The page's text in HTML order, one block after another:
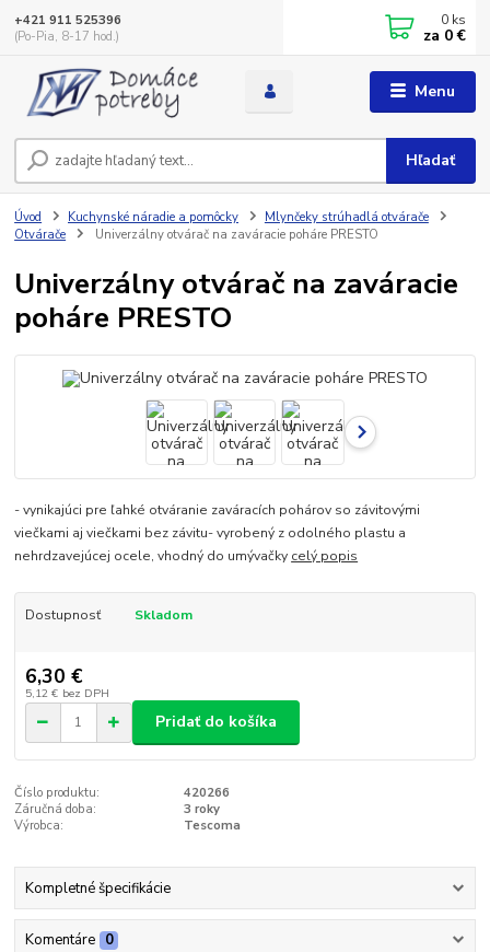
Menu
Hľadať
+421 911 525396
(Po-Pia, 8-17 hod.)
0 ks
za 0 €
Úvod Kuchynské náradie a pomôcky
Mlynčeky strúhadlá otvárače
Otvárače
Univerzálny otvárač na zaváracie poháre PRESTO
Univerzálny otvárač na zaváracie
poháre PRESTO
- vynikajúci pre ľahké otváranie zaváracích pohárov so závitovými
viečkami aj viečkami bez závitu- vyrobený z odolného plastu a
nehrdzavejúcej ocele, vhodný do umývačky celý popis
Dostupnosť Skladom
6,30 €
5,12 € bez DPH
Pridať do košíka
Číslo produktu:
420266
Záručná doba:
3 roky
Výrobca:
Tescoma
Kompletné špecifikácie
Komentáre 0